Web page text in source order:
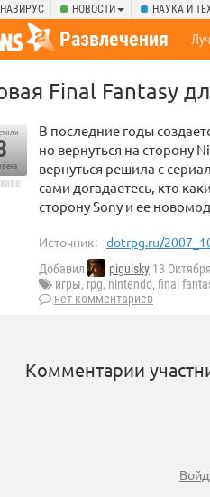
НОВОСТИ НАУКА И
Развлечения
Final Fantasy
В последние годы
но вернуться на сторону
вернуться решила с
сами догадаетесь, кто
сторону Sony и ее
Источник: dotrpg.ru/
Добавил pigulsky 13
игры, rpg, nintendo, final
нет комментариев
Комментарии